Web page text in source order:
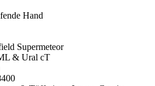
Supermeteor
& Ural cT